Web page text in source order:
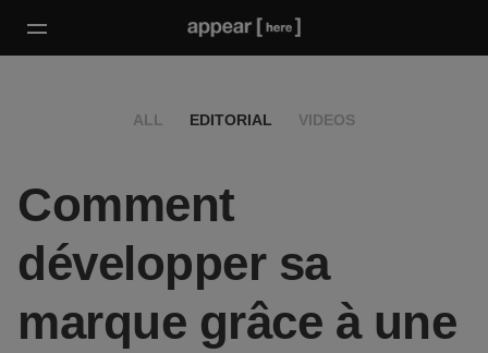
ALL EDITORIAL VIDEOS
Comment
développer sa
marque grâce à une